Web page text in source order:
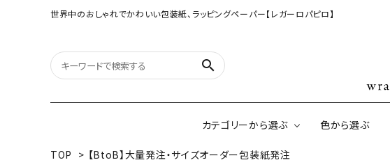
世界中のおしゃれでかわいい包装紙、ラッピングペーパー【レガーロパピロ】
search
カテゴリーから選ぶ 色から選ぶ
TOP > 【BtoB】大量発注・サイズオーダー包装紙発注